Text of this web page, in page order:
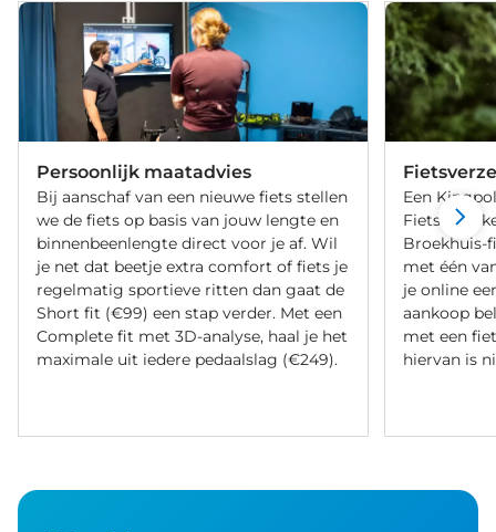
Persoonlijk maatadvies
Bij aanschaf van een nieuwe fiets stellen
we de fiets op basis van jouw lengte en
binnenbeenlengte direct voor je af. Wil
je net dat beetje extra comfort of fiets je
regelmatig sportieve ritten dan gaat de
Short fit (€99) een stap verder. Met een
Complete fit met 3D-analyse, haal je het
maximale uit iedere pedaalslag (€249).
Een
Broekhuis-
met één
je online
aankoop
met een
hiervan is